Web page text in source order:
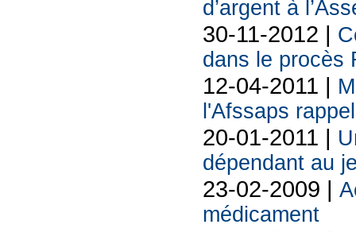
d’argent à
30-11-2012 |
dans le procès
12-04-2011 |
l'Afssaps
20-01-2011 |
dépendant au
23-02-2009 |
médicament